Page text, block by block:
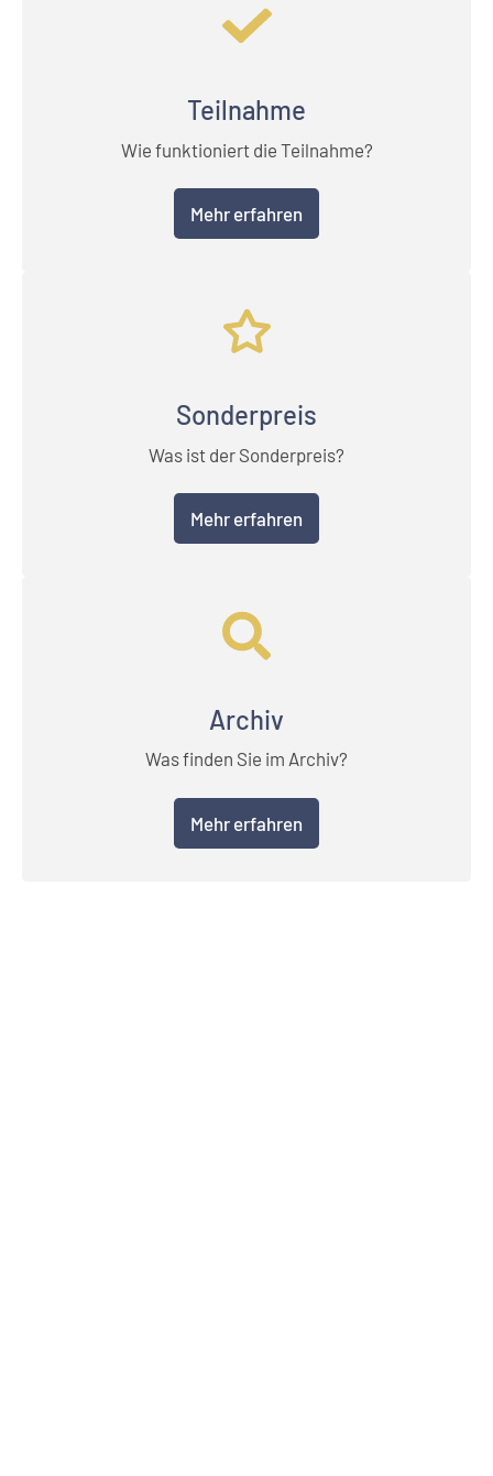
Teilnahme
Wie funktioniert die Teilnahme?
Mehr erfahren
Sonderpreis
Was ist der Sonderpreis?
Mehr erfahren
Archiv
Was finden Sie im Archiv?
Mehr erfahren